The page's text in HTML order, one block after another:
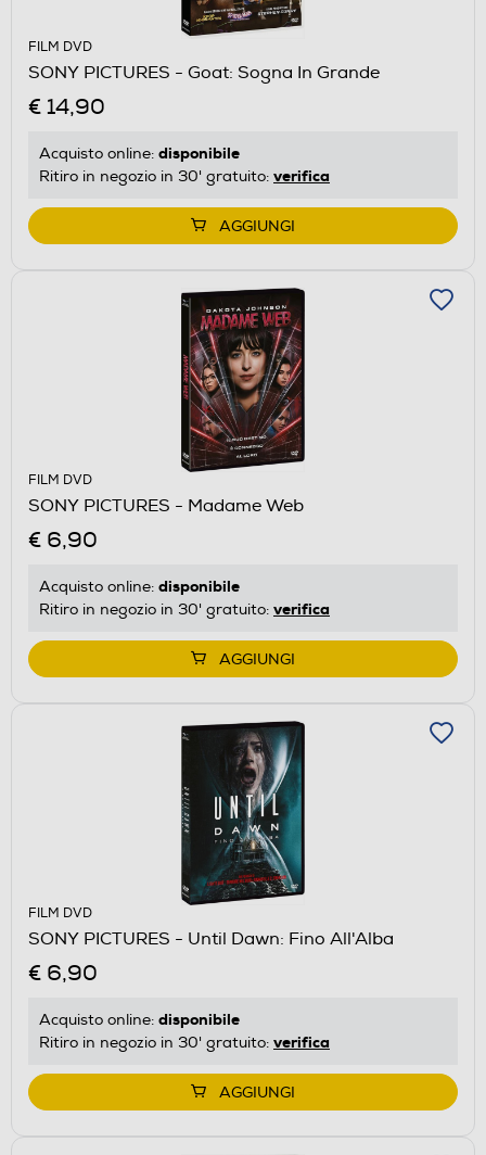
FILM DVD
SONY PICTURES - Goat: Sogna In Grande
€ 14,90
Acquisto online: disponibile
Ritiro in negozio in 30' gratuito: verifica
AGGIUNGI
FILM DVD
SONY PICTURES - Madame Web
€ 6,90
Acquisto online: disponibile
Ritiro in negozio in 30' gratuito: verifica
AGGIUNGI
FILM DVD
SONY PICTURES - Until Dawn: Fino All'Alba
€ 6,90
Acquisto online: disponibile
Ritiro in negozio in 30' gratuito: verifica
AGGIUNGI